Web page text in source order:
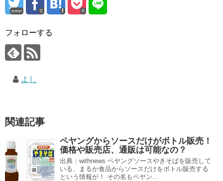
error 0 0
フォローする
よし
関連記事
ペヤングからソースだけがボトル販売！
価格や販売店、通販は可能なの？
出典：withnews ペヤングソースやきそばを販売して
いる、まるか食品からソースだけをボトル販売する
という情報が！ その名もペヤン...